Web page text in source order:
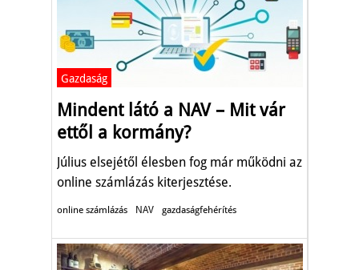
Gazdaság
Mindent látó a NAV – Mit vár
ettől a kormány?
Július elsejétől élesben fog már működni az
online számlázás kiterjesztése.
online számlázás NAV gazdaságfehérítés